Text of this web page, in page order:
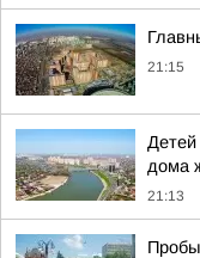
21:15
Детей
дома
21:13